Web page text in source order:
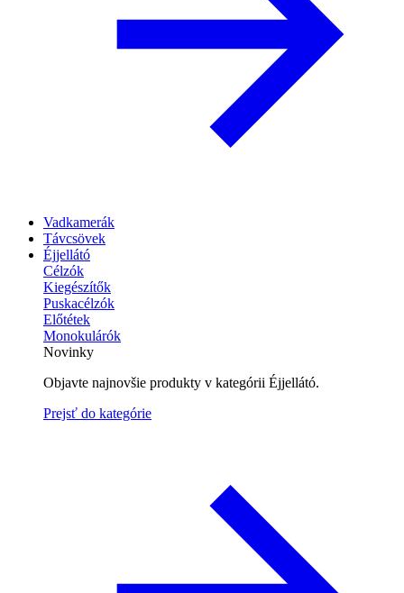
Vadkamerák
Távcsövek
Éjjellátó
Célzók
Kiegészítők
Puskacélzók
Előtétek
Monokulárók
Novinky
Objavte najnovšie produkty v kategórii Éjjellátó.
Prejsť do kategórie